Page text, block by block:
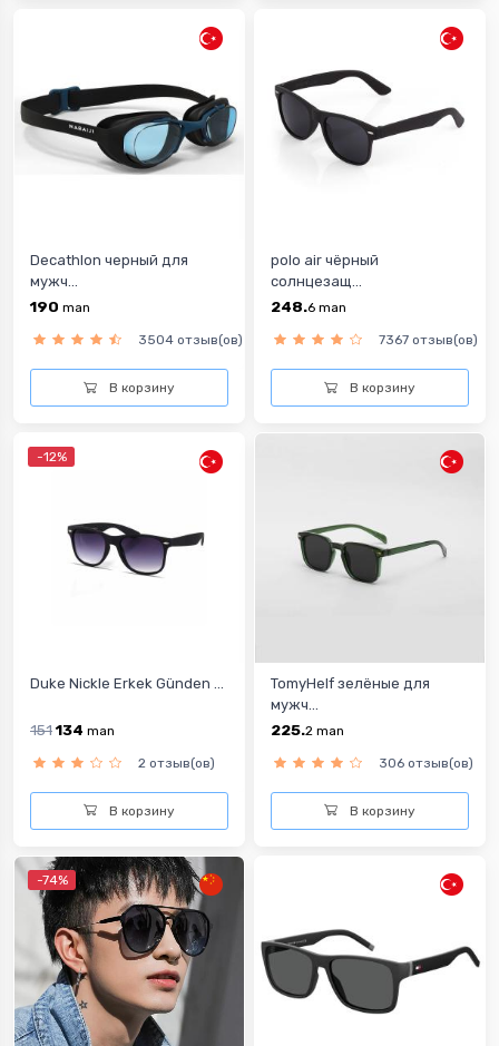
Decathlon черный для
мужч...
190 man
3504 отзыв(ов)
В корзину
polo air чёрный
солнцезащ...
248.6 man
7367 отзыв(ов)
В корзину
-12%
Duke Nickle Erkek Günden ...
151134 man
2 отзыв(ов)
В корзину
TomyHelf зелёные для
мужч...
225.2 man
306 отзыв(ов)
В корзину
-74%